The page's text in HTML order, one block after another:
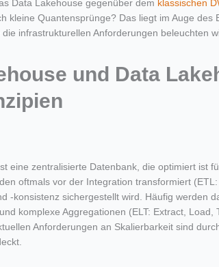
Data Lakehouse gegenüber dem klassischen
kleine Quantensprünge? Das liegt im Auge
infrastrukturellen Anforderungen beleuchten
und Data
eine zentralisierte Datenbank, die optimiert ist
oftmals vor der Integration transformiert
-konsistenz sichergestellt wird.
Häufig werden
und komplexe Aggregationen (EL T: Extract, Load,
Anforderungen an Skalierbarkeit sind